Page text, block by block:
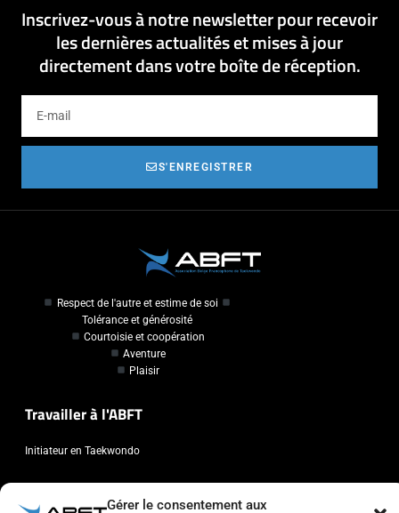
Gérer le consentement aux
Inscrivez-vous à notre newsletter pour recevoir
les dernières actualités et mises à jour
directement dans votre boîte de réception.
S'ENREGISTRER
Respect de l'autre et estime de soi
Tolérance et générosité
Courtoisie et coopération
Aventure
Plaisir
Travailler à l'ABFT
Initiateur en Taekwondo